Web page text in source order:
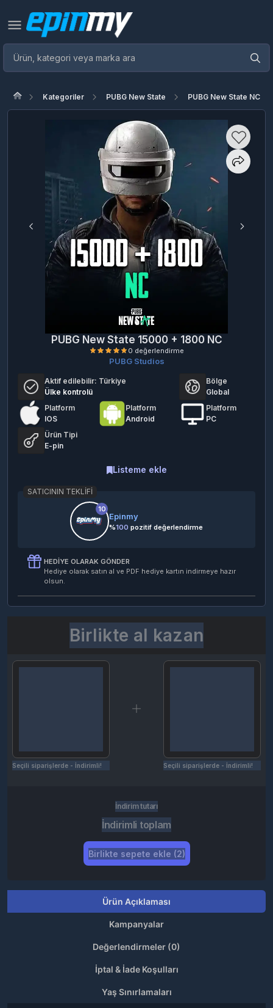
Kategoriler PUBG New State PUBG New State NC
PUBG New State 15000 + 1800 NC
PUBG Studios
Aktif edilebilir: Türkiye
Ülke kontrolü
Bölge
Global
Platform
IOS
Platform
Android
Platform
PC
Ürün Tipi
E-pin
Listeme ekle
SATICININ TEKLIFI
10
Epinmy
%100 pozitif değerlendirme
HEDIYE OLARAK GÖNDER
Hediye olarak satın al ve PDF hediye kartın indirmeye hazır
olsun.
Birlikte al kazan
Seçili siparişlerde - İndirimli! Seçili siparişlerde - İndirimli!
İndirim tutarı
İndirimli toplam
Birlikte sepete ekle (2)
Ürün Açıklaması
Kampanyalar
Değerlendirmeler (0)
İptal & İade Koşulları
Yaş Sınırlamaları